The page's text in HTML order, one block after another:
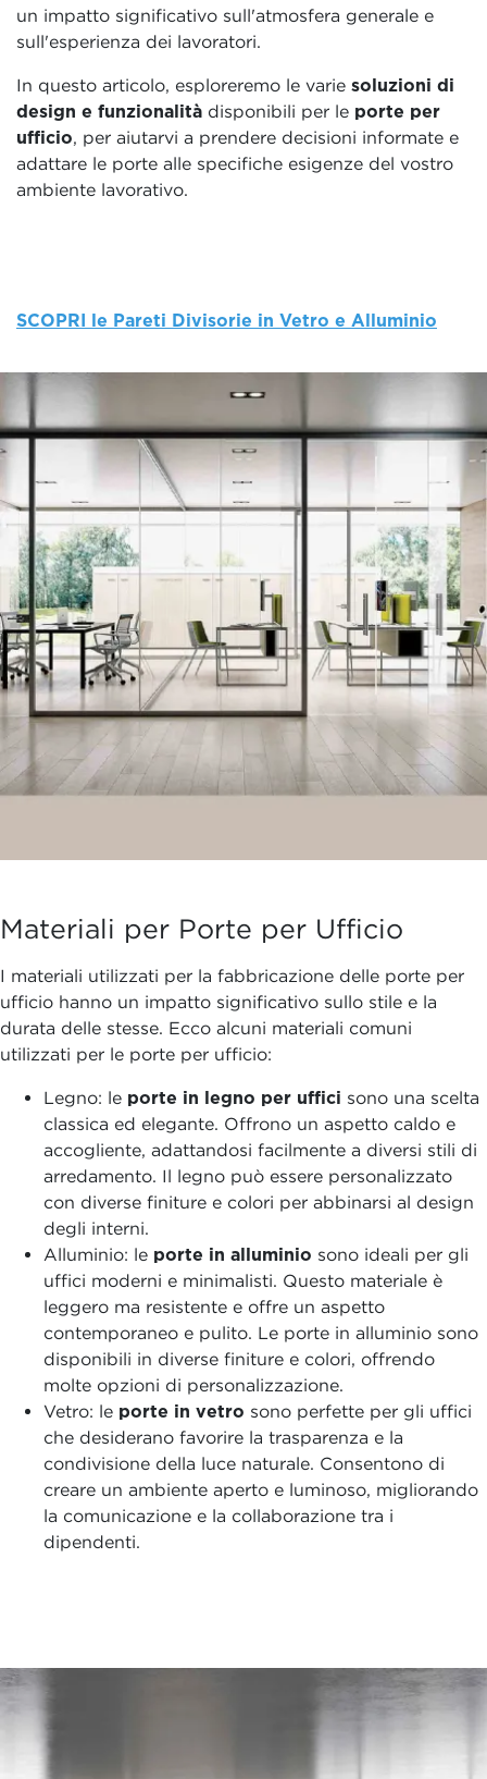
un impatto significativo sull'atmosfera generale e
sull'esperienza dei lavoratori.
In questo articolo, esploreremo le varie soluzioni di
design e funzionalità disponibili per le porte per
ufficio, per aiutarvi a prendere decisioni informate e
adattare le porte alle specifiche esigenze del vostro
ambiente lavorativo.
SCOPRI le Pareti Divisorie in Vetro e Alluminio
Materiali per Porte per Ufficio
I materiali utilizzati per la fabbricazione delle porte per
ufficio hanno un impatto significativo sullo stile e la
durata delle stesse. Ecco alcuni materiali comuni
utilizzati per le porte per ufficio:
Legno: le porte in legno per uffici sono una scelta
classica ed elegante. Offrono un aspetto caldo e
accogliente, adattandosi facilmente a diversi stili di
arredamento. Il legno può essere personalizzato
con diverse finiture e colori per abbinarsi al design
degli interni.
Alluminio: le porte in alluminio sono ideali per gli
uffici moderni e minimalisti. Questo materiale è
leggero ma resistente e offre un aspetto
contemporaneo e pulito. Le porte in alluminio sono
disponibili in diverse finiture e colori, offrendo
molte opzioni di personalizzazione.
Vetro: le porte in vetro sono perfette per gli uffici
che desiderano favorire la trasparenza e la
condivisione della luce naturale. Consentono di
creare un ambiente aperto e luminoso, migliorando
la comunicazione e la collaborazione tra i
dipendenti.